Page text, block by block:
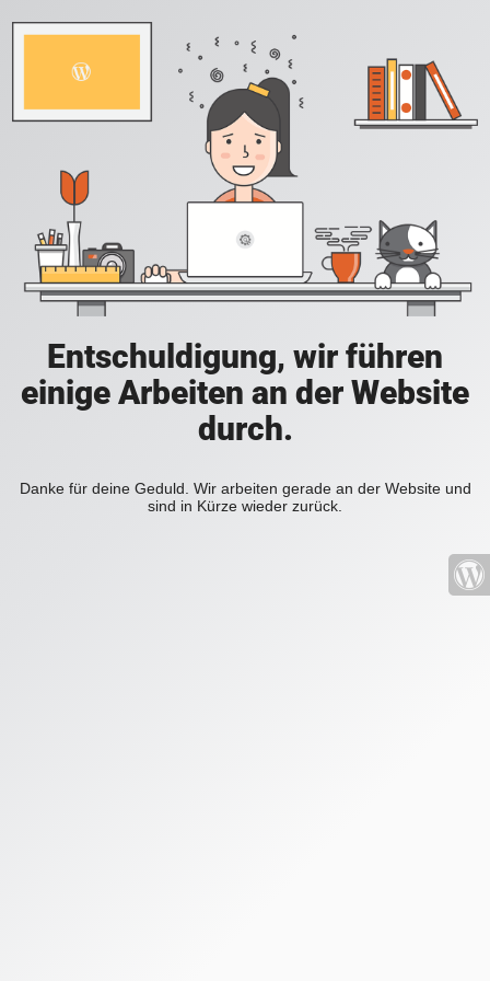
Entschuldigung, wir führen
einige Arbeiten an der Website
durch.
Danke für deine Geduld. Wir arbeiten gerade an der Website und
sind in Kürze wieder zurück.